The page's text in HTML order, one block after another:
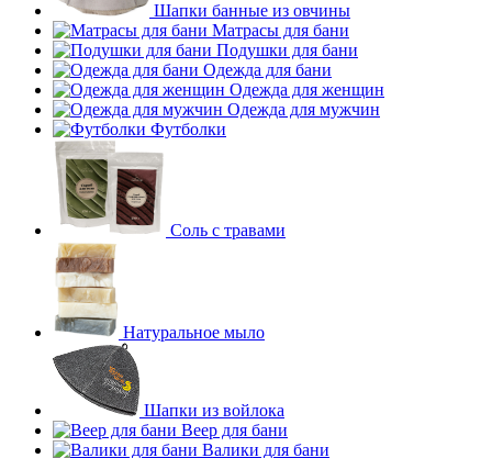
Шапки банные из овчины
Матрасы для бани
Подушки для бани
Одежда для бани
Одежда для женщин
Одежда для мужчин
Футболки
Соль с травами
Натуральное мыло
Шапки из войлока
Веер для бани
Валики для бани